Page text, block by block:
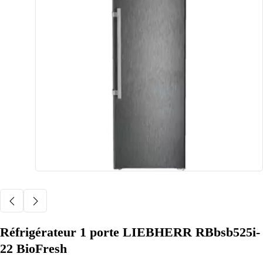
Réfrigérateur 1 porte LIEBHERR RBbsb525i-
22 BioFresh